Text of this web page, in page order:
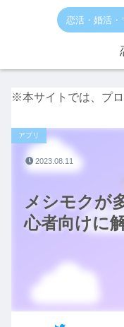
恋活・婚活・
※本サイトでは、プロ
メシモクが
心者向けに
アプリ
2023.08.11